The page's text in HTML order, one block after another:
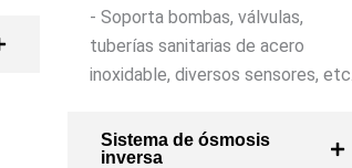
- Soporta bombas, válvulas,
tuberías sanitarias de acero
inoxidable, diversos sensores, etc.
Sistema de ósmosis
inversa